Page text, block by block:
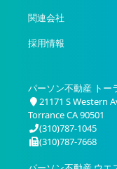
関連会社
採用情報
パーソン不動産 トー
21171 S Western
Torrance CA 90501
(310)787-1045
(310)787-7668